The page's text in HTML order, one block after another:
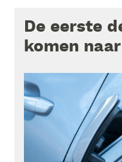
De eerste
komen